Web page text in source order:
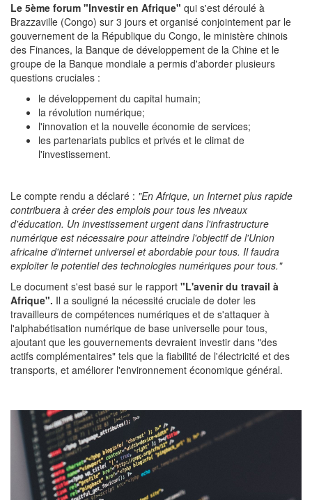
Le 5ème forum "Investir en Afrique" qui s'est déroulé à
Brazzaville (Congo) sur 3 jours et organisé conjointement par le
gouvernement de la République du Congo, le ministère chinois
des Finances, la Banque de développement de la Chine et le
groupe de la Banque mondiale a permis d'aborder plusieurs
questions cruciales :
le développement du capital humain;
la révolution numérique;
l'innovation et la nouvelle économie de services;
les partenariats publics et privés et le climat de
l'investissement.
Le compte rendu a déclaré : "En Afrique, un Internet plus rapide
contribuera à créer des emplois pour tous les niveaux
d'éducation. Un investissement urgent dans l'infrastructure
numérique est nécessaire pour atteindre l'objectif de l'Union
africaine d'internet universel et abordable pour tous. Il faudra
exploiter le potentiel des technologies numériques pour tous."
Le document s'est basé sur le rapport "L'avenir du travail à
Afrique". Il a souligné la nécessité cruciale de doter les
travailleurs de compétences numériques et de s'attaquer à
l'alphabétisation numérique de base universelle pour tous,
ajoutant que les gouvernements devraient investir dans "des
actifs complémentaires" tels que la fiabilité de l'électricité et des
transports, et améliorer l'environnement économique général.